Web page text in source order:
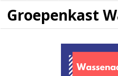
Groepenkast